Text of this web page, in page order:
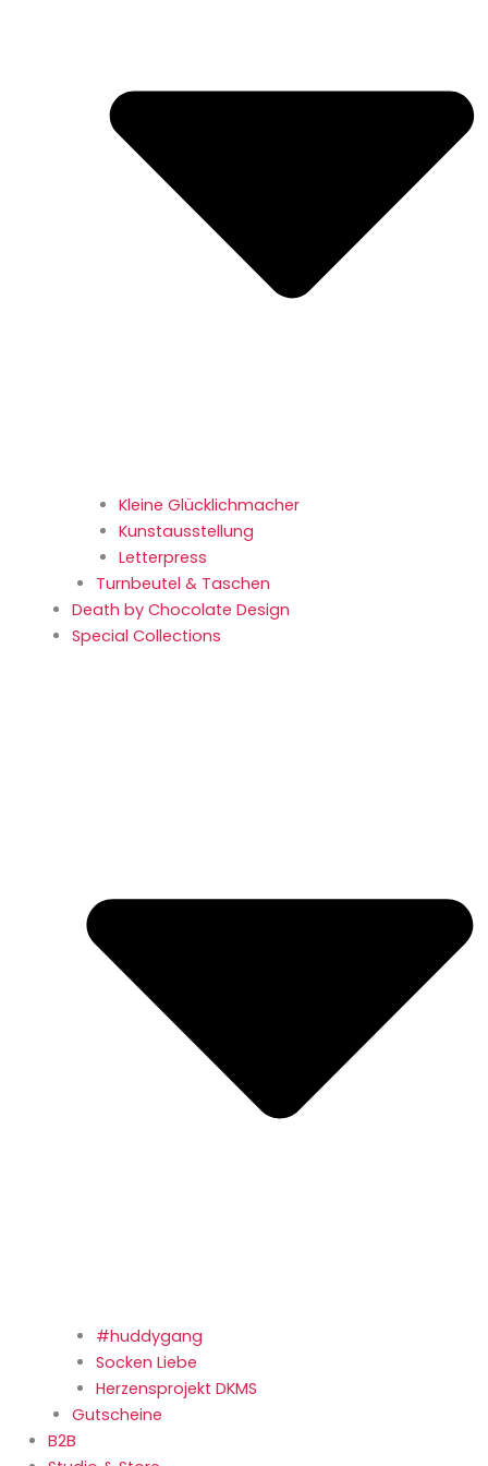
Kleine Glücklich­macher
Kunstaus­stellung
Letterpress
Turnbeutel & Taschen
Death by Chocolate Design
Special Collections
#huddygang
Socken Liebe
Herzensprojekt DKMS
Gutscheine
B2B